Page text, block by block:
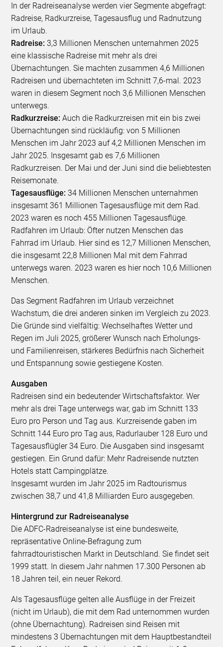
In der Radreiseanalyse werden vier Segmente abgefragt:
Radreise, Radkurzreise, Tagesausflug und Radnutzung
im Urlaub.
Radreise: 3,3 Millionen Menschen unternahmen 2025
eine klassische Radreise mit mehr als drei
Übernachtungen. Sie machten zusammen 4,6 Millionen
Radreisen und übernachteten im Schnitt 7,6-mal. 2023
waren in diesem Segment noch 3,6 Millionen Menschen
unterwegs.
Radkurzreise:Auch die Radkurzreisen mit ein bis zwei
Übernachtungen sind rückläufig: von 5 Millionen
Menschen im Jahr 2023 auf 4,2 Millionen Menschen im
Jahr 2025. Insgesamt gab es 7,6 Millionen
Radkurzreisen. Der Mai und der Juni sind die beliebtesten
Reisemonate.
Tagesausflüge: 34 Millionen Menschen unternahmen
insgesamt 361 Millionen Tagesausflüge mit dem Rad.
2023 waren es noch 455 Millionen Tagesausflüge.
Radfahren im Urlaub: Öfter nutzen Menschen das
Fahrrad im Urlaub. Hier sind es 12,7 Millionen Menschen,
die insgesamt 22,8 Millionen Mal mit dem Fahrrad
unterwegs waren. 2023 waren es hier noch 10,6 Millionen
Menschen.
Das Segment Radfahren im Urlaub verzeichnet
Wachstum, die drei anderen sinken im Vergleich zu 2023.
Die Gründe sind vielfältig: Wechselhaftes Wetter und
Regen im Juli 2025, größerer Wunsch nach Erholungs-
und Familienreisen, stärkeres Bedürfnis nach Sicherheit
und Entspannung sowie gestiegene Kosten.
Ausgaben
Radreisen sind ein bedeutender Wirtschaftsfaktor. Wer
mehr als drei Tage unterwegs war, gab im Schnitt 133
Euro pro Person und Tag aus. Kurzreisende gaben im
Schnitt 144 Euro pro Tag aus, Radurlauber 128 Euro und
Tagesausflügler 34 Euro. Die Ausgaben sind insgesamt
gestiegen. Ein Grund dafür: Mehr Radreisende nutzten
Hotels statt Campingplätze.
Insgesamt wurden im Jahr 2025 im Radtourismus
zwischen 38,7 und 41,8 Milliarden Euro ausgegeben.
Hintergrund zur Radreiseanalyse
Die ADFC-Radreiseanalyse ist eine bundesweite,
repräsentative Online-Befragung zum
fahrradtouristischen Markt in Deutschland. Sie findet seit
1999 statt. In diesem Jahr nahmen 17.300 Personen ab
18 Jahren teil, ein neuer Rekord.
Als Tagesausflüge gelten alle Ausflüge in der Freizeit
(nicht im Urlaub), die mit dem Rad unternommen wurden
(ohne Übernachtung). Radreisen sind Reisen mit
mindestens 3 Übernachtungen mit dem Hauptbestandteil